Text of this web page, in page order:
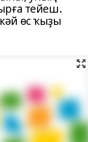
тейеш.
өс ҡыҙы